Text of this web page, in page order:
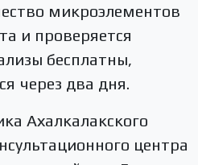
микроэлементов
и проверяется
бесплатны,
через два дня.
Ахалкалакского
центра